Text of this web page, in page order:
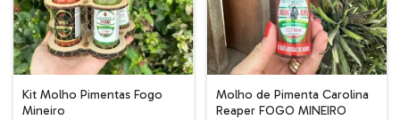
Kit Molho Pimentas Fogo
Mineiro
Molho de Pimenta Carolina
Reaper FOGO MINEIRO